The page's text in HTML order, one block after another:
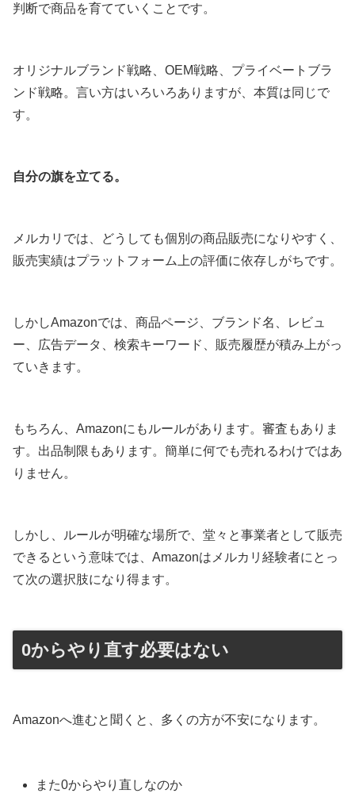
判断で商品を育てていくことです。
オリジナルブランド戦略、OEM戦略、プライベートブラ
ンド戦略。言い方はいろいろありますが、本質は同じで
す。
自分の旗を立てる。
メルカリでは、どうしても個別の商品販売になりやすく、
販売実績はプラットフォーム上の評価に依存しがちです。
しかしAmazonでは、商品ページ、ブランド名、レビュ
ー、広告データ、検索キーワード、販売履歴が積み上がっ
ていきます。
もちろん、Amazonにもルールがあります。審査もありま
す。出品制限もあります。簡単に何でも売れるわけではあ
りません。
しかし、ルールが明確な場所で、堂々と事業者として販売
できるという意味では、Amazonはメルカリ経験者にとっ
て次の選択肢になり得ます。
0からやり直す必要はない
Amazonへ進むと聞くと、多くの方が不安になります。
また0からやり直しなのか